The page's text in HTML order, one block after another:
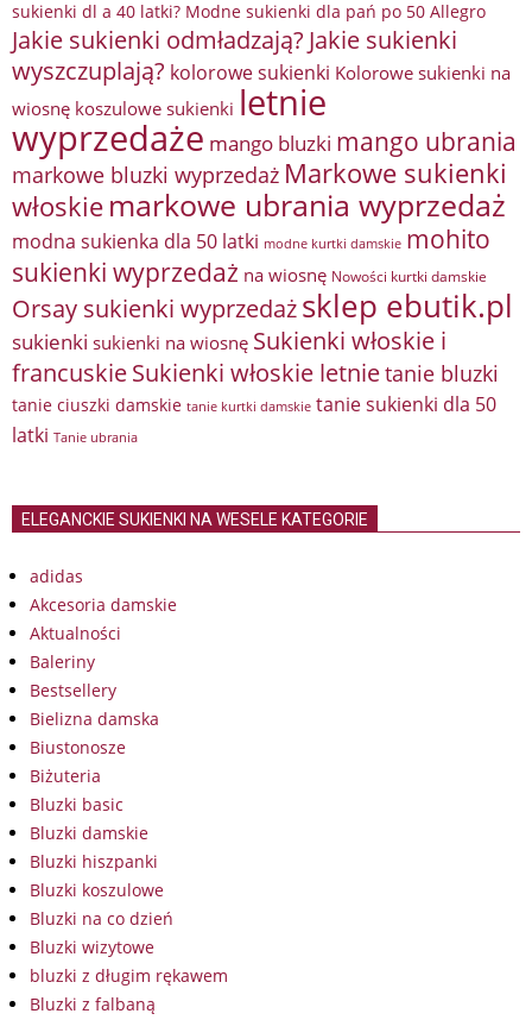
sukienki dl a 40 latki? Modne sukienki dla pań po 50 Allegro
Jakie sukienki odmładzają? Jakie sukienki
wyszczuplają? kolorowe sukienki Kolorowe sukienki na
wiosnę koszulowe sukienki letnie
wyprzedaże mango bluzki mango ubrania
markowe bluzki wyprzedaż Markowe sukienki
włoskie markowe ubrania wyprzedaż
modna sukienka dla 50 latki modne kurtki damskie mohito
sukienki wyprzedaż na wiosnę Nowości kurtki damskie
Orsay sukienki wyprzedażsklep ebutik.pl
sukienki sukienki na wiosnę Sukienki włoskie i
francuskieSukienki włoskie letnietanie bluzki
tanie ciuszki damskie tanie kurtki damskie tanie sukienki dla 50
latki Tanie ubrania
ELEGANCKIE SUKIENKI NA WESELE KATEGORIE
adidas
Akcesoria damskie
Aktualności
Baleriny
Bestsellery
Bielizna damska
Biustonosze
Biżuteria
Bluzki basic
Bluzki damskie
Bluzki hiszpanki
Bluzki koszulowe
Bluzki na co dzień
Bluzki wizytowe
bluzki z długim rękawem
Bluzki z falbaną